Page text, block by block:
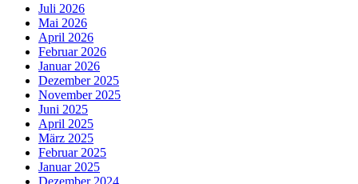
Juli 2026
Mai 2026
April 2026
Februar 2026
Januar 2026
Dezember 2025
November 2025
Juni 2025
April 2025
März 2025
Februar 2025
Januar 2025
Dezember 2024